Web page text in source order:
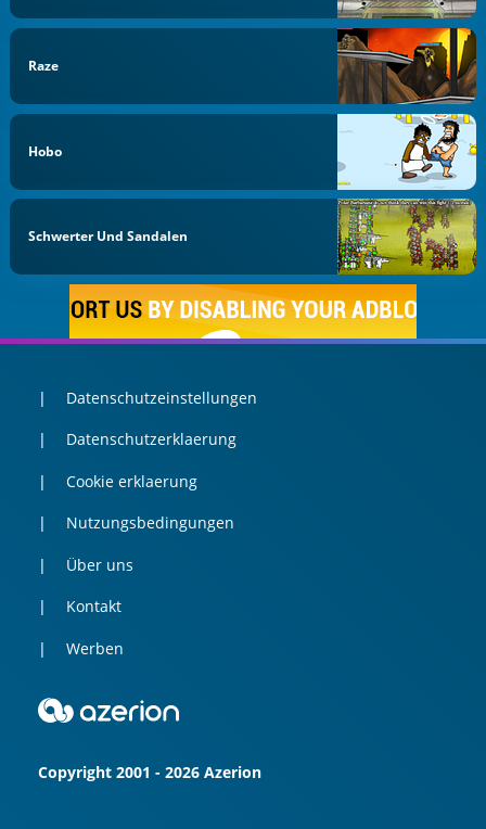
Raze
Hobo
Schwerter Und Sandalen
Datenschutzeinstellungen
Datenschutzerklaerung
Cookie erklaerung
Nutzungsbedingungen
Über uns
Kontakt
Werben
Copyright 2001 - 2026 Azerion